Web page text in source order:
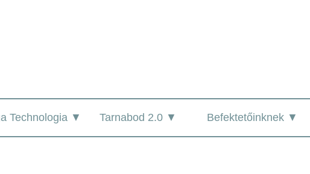
Alga Technologia ▼ Tarnabod 2.0 ▼ Befektetőinknek ▼